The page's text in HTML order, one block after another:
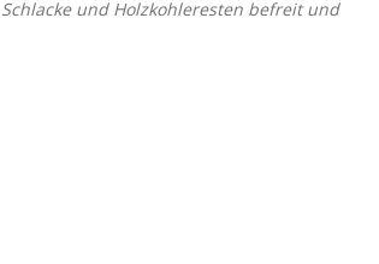
und Holzkohleresten befreit und